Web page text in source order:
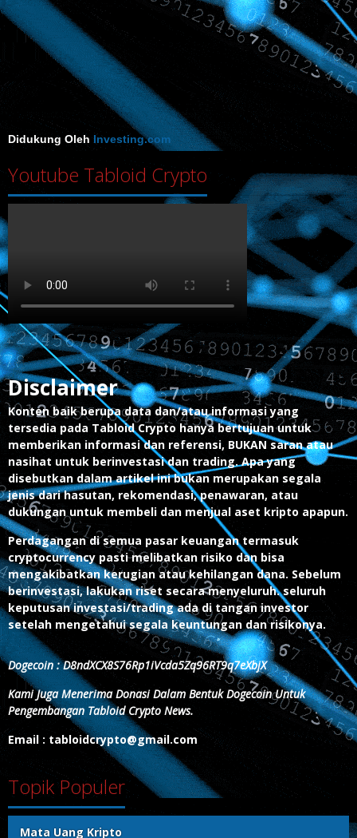
Didukung OlehInvesting.com
Youtube Tabloid Crypto
Disclaimer
Konten baik berupa data dan/atau informasi yang
tersedia pada Tabloid Crypto hanya bertujuan untuk
memberikan informasi dan referensi, BUKAN saran atau
nasihat untuk berinvestasi dan trading. Apa yang
disebutkan dalam artikel ini bukan merupakan segala
jenis dari hasutan, rekomendasi, penawaran, atau
dukungan untuk membeli dan menjual aset kripto apapun.
Perdagangan di semua pasar keuangan termasuk
cryptocurrency pasti melibatkan risiko dan bisa
mengakibatkan kerugian atau kehilangan dana. Sebelum
berinvestasi, lakukan riset secara menyeluruh. seluruh
keputusan investasi/trading ada di tangan investor
setelah mengetahui segala keuntungan dan risikonya.
Dogecoin : D8ndXCX8S76Rp1iVcda5Zq96RT9q7eXbjX
Kami Juga Menerima Donasi Dalam Bentuk Dogecoin Untuk
Pengembangan Tabloid Crypto News.
Email : tabloidcrypto@gmail.com
Topik Populer
Mata Uang Kripto